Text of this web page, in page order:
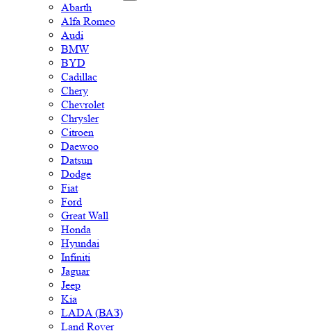
Abarth
Alfa Romeo
Audi
BMW
BYD
Cadillac
Chery
Chevrolet
Chrysler
Citroen
Daewoo
Datsun
Dodge
Fiat
Ford
Great Wall
Honda
Hyundai
Infiniti
Jaguar
Jeep
Kia
LADA (ВАЗ)
Land Rover